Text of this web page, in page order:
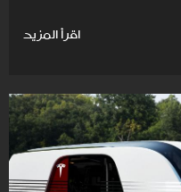
اقرأ المزيد